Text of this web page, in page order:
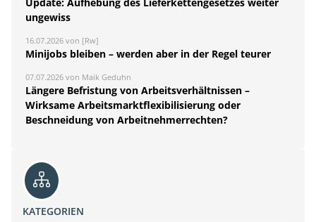
ungewiss
16.07.2026 von [Rw]
Minijobs bleiben – werden aber in der Regel teurer
07.07.2026 von Maik Geduhn
Längere Befristung von Arbeitsverhältnissen –
Wirksame Arbeitsmarktflexibilisierung oder
Beschneidung von Arbeitnehmerrechten?
KATEGORIEN